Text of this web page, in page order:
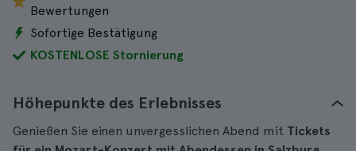
Bewertungen
Sofortige Bestätigung
KOSTENLOSE Stornierung
Höhepunkte des Erlebnisses
Genießen Sie einen unvergesslichen Abend mit Tickets